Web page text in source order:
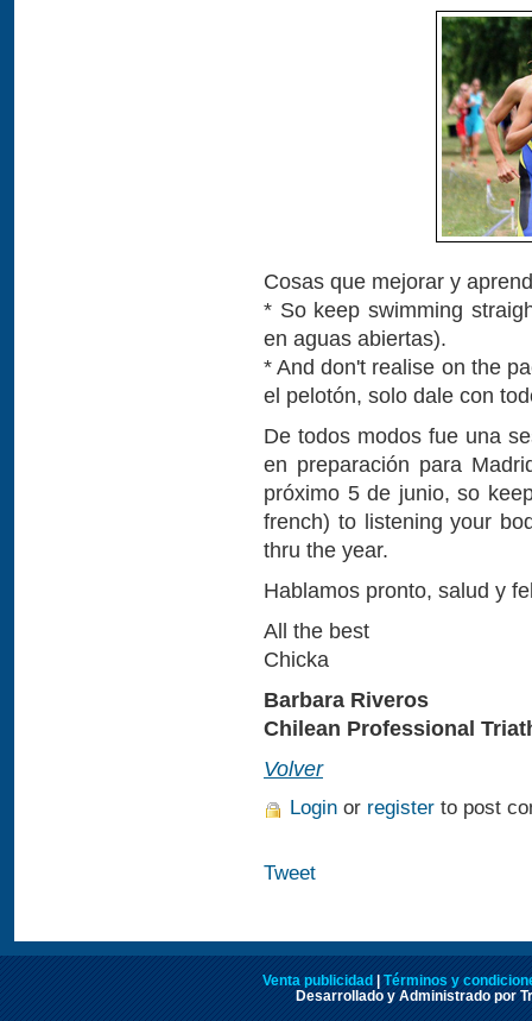
Cosas que mejorar y
* So keep swimming
en aguas abiertas).
* And don't realise on the
el pelotón, solo dale con
De todos modos fue una
en preparación para
próximo 5 de junio, so
french) to listening your
thru the year.
Hablamos pronto, salud y
All the best
Chicka
Barbara Riveros
Chilean Professional
Volver
Login or register to post
Tweet
Venta publicidad
Términos y
Desarrollado y Administrado por